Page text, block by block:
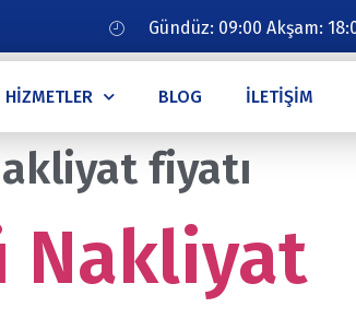
Gündüz: 09:00 Akşam:
HIZMETLER BLOG İLETIŞIM
fiyatı
Nakliyat